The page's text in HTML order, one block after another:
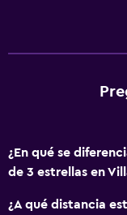
Botiquín de
Baño
¿En qué se
de 3 estrellas en
¿A qué distancia